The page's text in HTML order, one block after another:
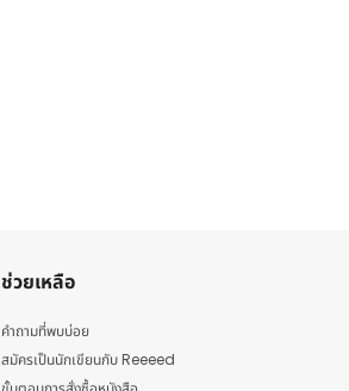
ช่วยเหลือ
คำถามที่พบบ่อย
สมัครเป็นนักเขียนกับ Reeeed